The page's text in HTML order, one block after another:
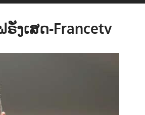
ງເສດ-Francetv